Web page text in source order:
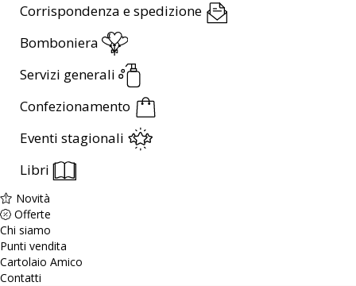
Corrispondenza e spedizione
Bomboniera
Servizi generali
Confezionamento
Eventi stagionali
Libri
Novità
Offerte
Chi siamo
Punti vendita
Cartolaio Amico
Contatti